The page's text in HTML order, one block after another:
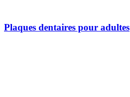
Plaques dentaires pour adultes